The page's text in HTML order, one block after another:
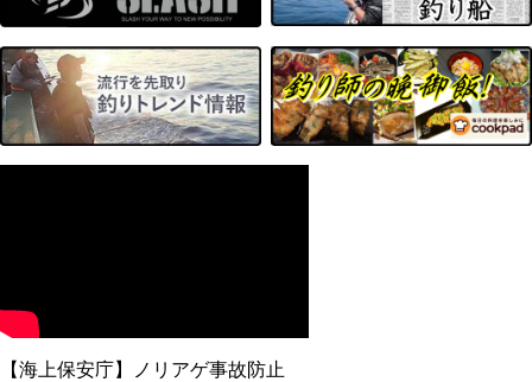
【海上保安庁】ノリアゲ事故防止